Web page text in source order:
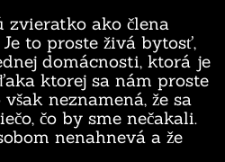
zvieratko ako člena
to proste živá bytosť,
domácnosti, ktorá je
ktorej sa nám proste
neznamená, že sa
čo by sme nečakali.
nenahnevá a že